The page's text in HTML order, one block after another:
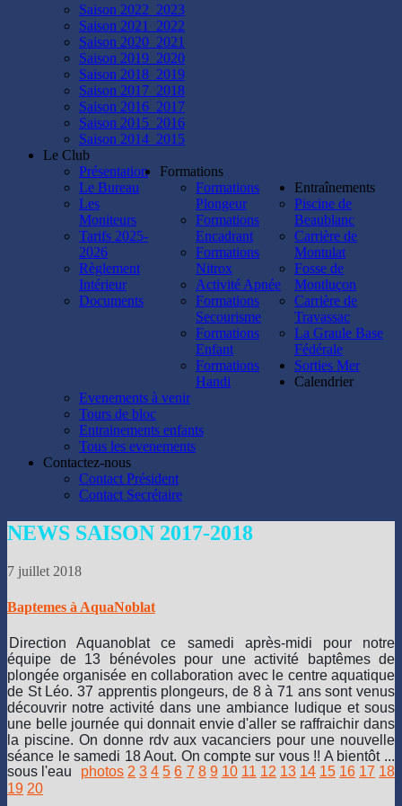
Saison 2022_2023
Saison 2021_2022
Saison 2020_2021
Saison 2019_2020
Saison 2018_2019
Saison 2017_2018
Saison 2016_2017
Saison 2015_2016
Saison 2014_2015
Le Club
Présentation
Le Bureau
Les
Moniteurs
Tarifs 2025-
2026
Règlement
Intérieur
Documents
Formations
Formations
Plongeur
Formations
Encadrant
Formations
Nitrox
Activité Apnée
Formations
Secourisme
Formations
Enfant
Formations
Handi
Entraînements
Piscine de
Beaublanc
Carrière de
Montulat
Fosse de
Montluçon
Carrière de
Travassac
La Graule Base
Fédérale
Sorties Mer
Calendrier
Evenements à venir
Tours de bloc
Entrainements enfants
Tous les evenements
Contactez-nous
Contact Président
Contact Secrétaire
NEWS SAISON 2017-2018
7 juillet 2018
Baptemes à AquaNoblat
Direction Aquanoblat ce samedi après-midi pour notre
équipe de 13 bénévoles pour une activité baptêmes de
plongée organisée en collaboration avec le centre aquatique
de St Léo. 37 apprentis plongeurs, de 8 à 71 ans sont venus
découvrir notre activité dans une ambiance ludique et sous
une belle journée qui donnait envie d'aller se raffraichir dans
la piscine. On donne rdv aux vacanciers pour une nouvelle
séance le samedi 18 Aout. On compte sur vous !! A bientôt ...
sous l'eau
photos 2 3 4 5 6 7 8 9 10 11 12 13 14 15 16 17 18
19 20
plaisir
sur
du
dans
des
conditions
adéquates.
Nos
Niveau
qui
faisaient
leurs
premières
bulles